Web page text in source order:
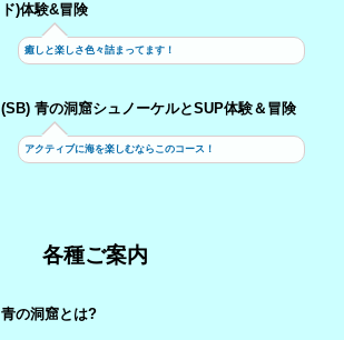
ド)体験&冒険
癒しと楽しさ色々詰まってます！
(SB) 青の洞窟シュノーケルとSUP体験＆冒険
アクティブに海を楽しむならこのコース！
各種ご案内
青の洞窟とは?